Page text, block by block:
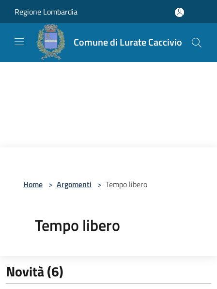
Regione Lombardia
Comune di Lurate Caccivio
Home > Argomenti > Tempo libero
Tempo libero
Novità (6)